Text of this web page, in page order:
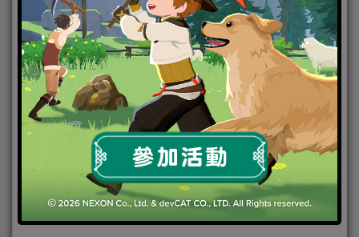
2025-01-14|Android,IOS,手機遊戲